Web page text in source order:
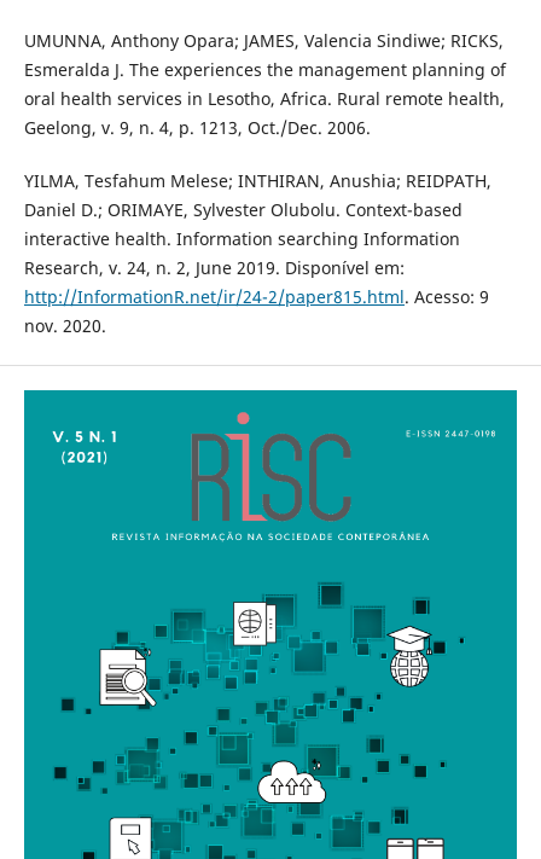
UMUNNA, Anthony Opara; JAMES, Valencia Sindiwe; RICKS,
Esmeralda J. The experiences the management planning of
oral health services in Lesotho, Africa. Rural remote health,
Geelong, v. 9, n. 4, p. 1213, Oct./Dec. 2006.
YILMA, Tesfahum Melese; INTHIRAN, Anushia; REIDPATH,
Daniel D.; ORIMAYE, Sylvester Olubolu. Context-based
interactive health. Information searching Information
Research, v. 24, n. 2, June 2019. Disponível em:
http://InformationR.net/ir/24-2/paper815.html. Acesso: 9
nov. 2020.